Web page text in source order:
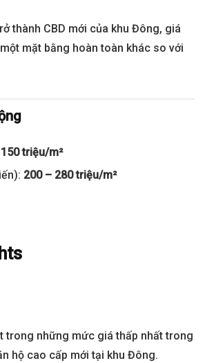
thành CBD mới của khu Đông, giá
mặt bằng hoàn toàn khác so với
triệu/m²
200 – 280 triệu/m²
trong những mức giá thấp nhất trong
hộ cao cấp mới tại khu Đông.